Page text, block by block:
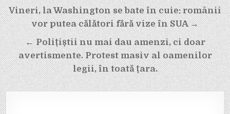
Navigare
în
articole
Vineri, la Washington se bate în cuie: românii
vor putea călători fără vize în SUA →
← Polițiștii nu mai dau amenzi, ci doar
avertismente. Protest masiv al oamenilor
legii, în toată țara.